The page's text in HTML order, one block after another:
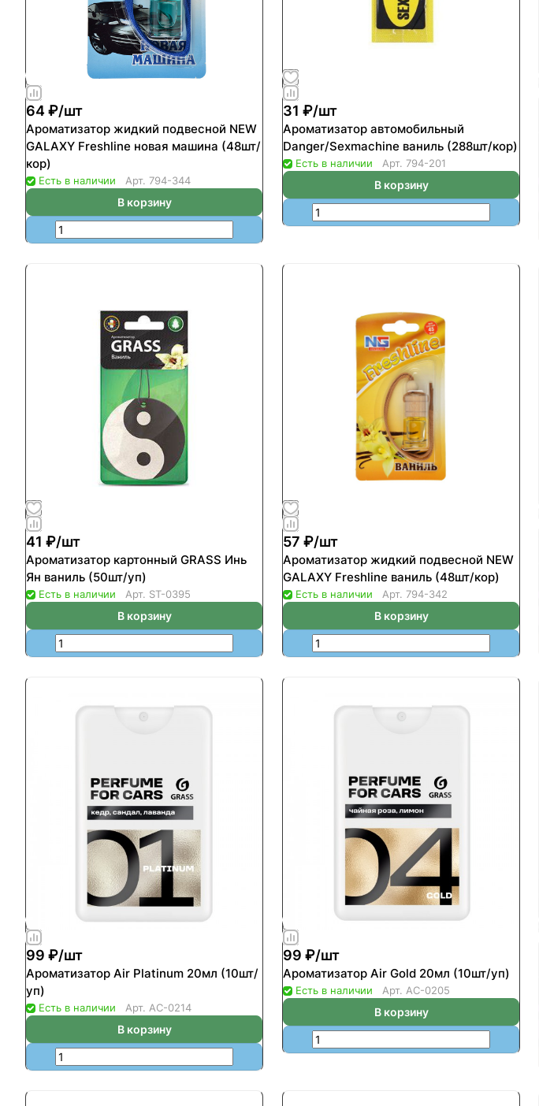
64 ₽/шт
Ароматизатор жидкий подвесной NEW
GALAXY Freshline новая машина (48шт/
кор)
Есть в наличии Арт. 794-344
В корзину
31 ₽/шт
Ароматизатор автомобильный
Danger/Sexmachine ваниль (288шт/кор)
Есть в наличии Арт. 794-201
В корзину
41 ₽/шт
Ароматизатор картонный GRASS Инь
Ян ваниль (50шт/уп)
Есть в наличии Арт. ST-0395
В корзину
57 ₽/шт
Ароматизатор жидкий подвесной NEW
GALAXY Freshline ваниль (48шт/кор)
Есть в наличии Арт. 794-342
В корзину
99 ₽/шт
Ароматизатор Air Platinum 20мл (10шт/
уп)
Есть в наличии Арт. AC-0214
В корзину
99 ₽/шт
Ароматизатор Air Gold 20мл (10шт/уп)
Есть в наличии Арт. AC-0205
В корзину